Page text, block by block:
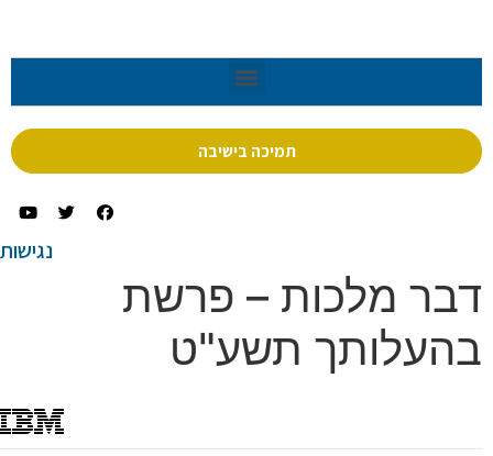
תמיכה בישיבה
נגישות
מלכות – פרשת
תשע"ט